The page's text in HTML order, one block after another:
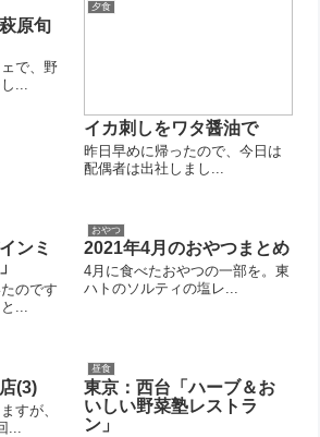
原旬
で、野
...
夕食
イカ刺しをワタ醤油で
昨日早めに帰ったので、今日は
配偶者は出社しまし...
ンミ
のです
...
おやつ
2021年4月のおやつまとめ
4月に食べたおやつの一部を。東
ハトのソルティの塩レ...
(3)
すが、
...
昼食
東京：西台「ハーブ＆お
いしい野菜塾レストラ
ン」